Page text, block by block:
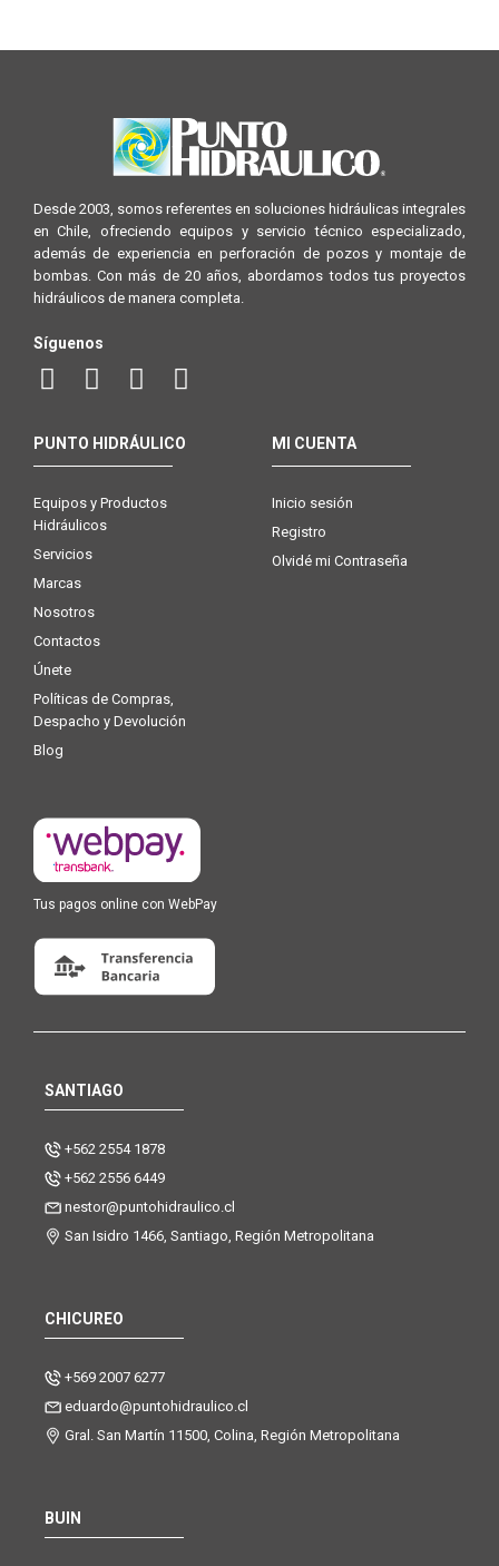
Desde 2003, somos referentes en soluciones hidráulicas integrales
en Chile, ofreciendo equipos y servicio técnico especializado,
además de experiencia en perforación de pozos y montaje de
bombas. Con más de 20 años, abordamos todos tus proyectos
hidráulicos de manera completa.
Síguenos
PUNTO HIDRÁULICO
Equipos y Productos
Hidráulicos
Servicios
Marcas
Nosotros
Contactos
Únete
Políticas de Compras,
Despacho y Devolución
Blog
MI CUENTA
Inicio sesión
Registro
Olvidé mi Contraseña
Tus pagos online con WebPay
SANTIAGO
+562 2554 1878
+562 2556 6449
nestor@puntohidraulico.cl
San Isidro 1466, Santiago, Región Metropolitana
CHICUREO
+569 2007 6277
eduardo@puntohidraulico.cl
Gral. San Martín 11500, Colina, Región Metropolitana
BUIN